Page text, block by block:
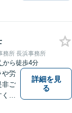
ぜ
務所 長浜事務所
から徒歩4分
や労
非ご
相
詳細を見
る